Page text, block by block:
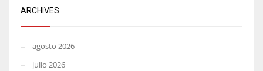
ARCHIVES
agosto 2026
julio 2026